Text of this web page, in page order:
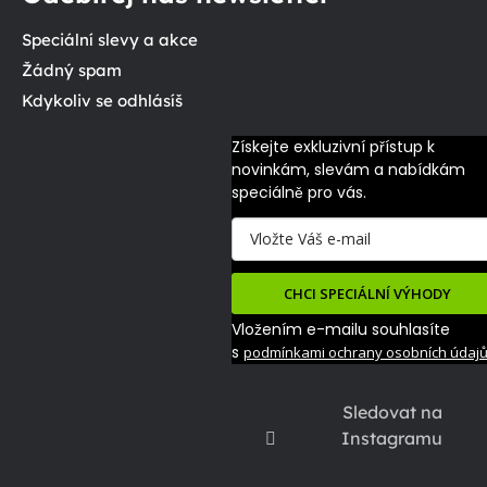
Sledovat na
Instagramu
Speciální slevy a akce
Žádný spam
Kdykoliv se odhlásíš
Získejte exkluzivní přístup k
novinkám, slevám a nabídkám
speciálně pro vás.
CHCI SPECIÁLNÍ VÝHODY
Vložením e-mailu souhlasíte
s podmínkami ochrany osobních údajů